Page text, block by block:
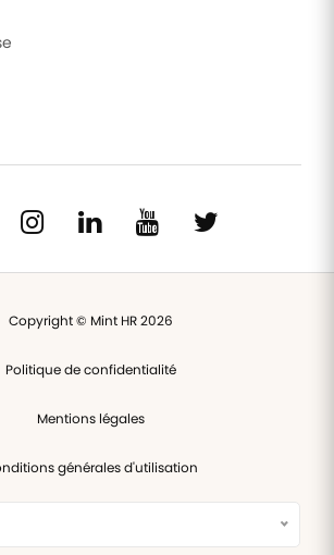
Copyright © Mint HR 2026
Politique de confidentialité
Mentions légales
générales d'utilisation